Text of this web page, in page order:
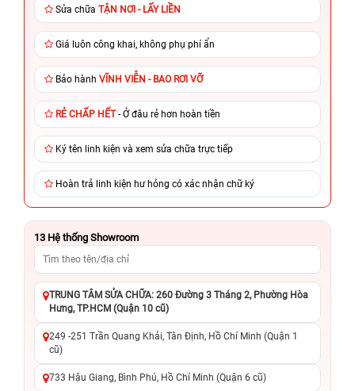
Sửa chữa TẬN NƠI - LẤY LIỀN
Giá luôn công khai, không phụ phí ẩn
Bảo hành VĨNH VIỄN - BAO RƠI VỠ
RẺ CHẤP HẾT- Ở đâu rẻ hơn hoàn tiền
Ký tên linh kiện và xem sửa chữa trực tiếp
Hoàn trả linh kiện hư hỏng có xác nhận chữ ký
13 Hệ thống Showroom
TRUNG TÂM SỬA CHỮA: 260 Đường 3 Tháng 2, Phường Hòa
Hưng, TP.HCM (Quận 10 cũ)
249 -251 Trần Quang Khải, Tân Định, Hồ Chí Minh (Quận 1
cũ)
733 Hậu Giang, Bình Phú, Hồ Chí Minh (Quận 6 cũ)